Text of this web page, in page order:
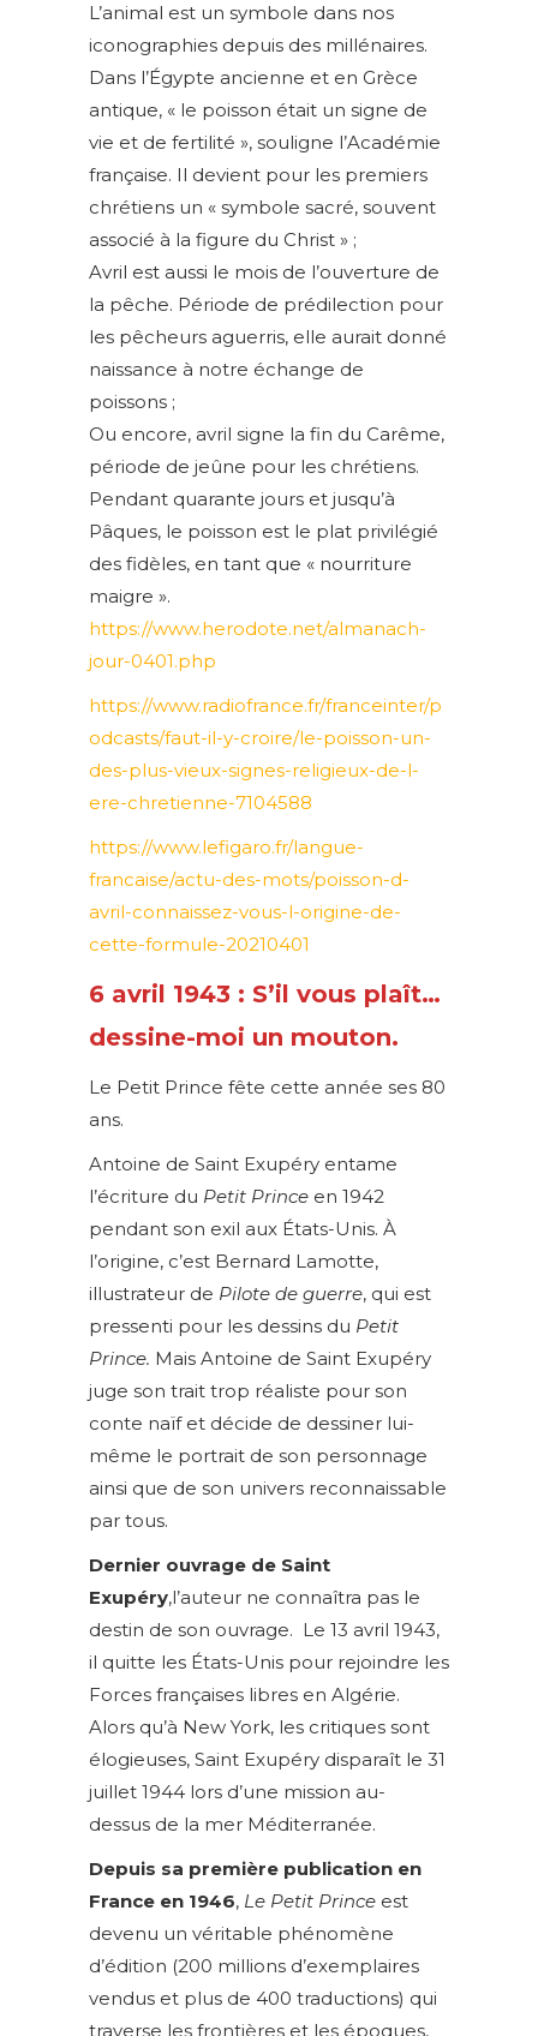
L’animal est un symbole dans nos
iconographies depuis des millénaires.
Dans l’Égypte ancienne et en Grèce
antique, « le poisson était un signe de
vie et de fertilité », souligne l’Académie
française. Il devient pour les premiers
chrétiens un « symbole sacré, souvent
associé à la figure du Christ » ;
Avril est aussi le mois de l’ouverture de
la pêche. Période de prédilection pour
les pêcheurs aguerris, elle aurait donné
naissance à notre échange de
poissons ;
Ou encore, avril signe la fin du Carême,
période de jeûne pour les chrétiens.
Pendant quarante jours et jusqu’à
Pâques, le poisson est le plat privilégié
des fidèles, en tant que « nourriture
maigre ».
https://www.herodote.net/almanach-
jour-0401.php
https://www.radiofrance.fr/franceinter/p
odcasts/faut-il-y-croire/le-poisson-un-
des-plus-vieux-signes-religieux-de-l-
ere-chretienne-7104588
https://www.lefigaro.fr/langue-
francaise/actu-des-mots/poisson-d-
avril-connaissez-vous-l-origine-de-
cette-formule-20210401
6 avril 1943 : S’il vous plaît…
dessine-moi un mouton.
Le Petit Prince fête cette année ses 80
ans.
Antoine de Saint Exupéry entame
l’écriture du Petit Prince en 1942
pendant son exil aux États-Unis. À
l’origine, c’est Bernard Lamotte,
illustrateur de Pilote de guerre, qui est
pressenti pour les dessins du Petit
Prince. Mais Antoine de Saint Exupéry
juge son trait trop réaliste pour son
conte naïf et décide de dessiner lui-
même le portrait de son personnage
ainsi que de son univers reconnaissable
par tous.
Dernier ouvrage de Saint
Exupéry,l’auteur ne connaîtra pas le
destin de son ouvrage. Le 13 avril 1943,
il quitte les États-Unis pour rejoindre les
Forces françaises libres en Algérie.
Alors qu’à New York, les critiques sont
élogieuses, Saint Exupéry disparaît le 31
juillet 1944 lors d’une mission au-
dessus de la mer Méditerranée.
Depuis sa première publication en
France en 1946, Le Petit Prince est
devenu un véritable phénomène
d’édition (200 millions d’exemplaires
vendus et plus de 400 traductions) qui
traverse les frontières et les époques,